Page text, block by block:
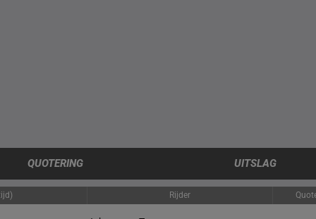
QUOTERING UITSLAG
Rijder